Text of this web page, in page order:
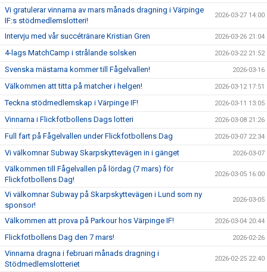
Vi gratulerar vinnarna av mars månads dragning i Värpinge
IF:s stödmedlemslotteri!
2026-03-27 14:00
Intervju med vår succétränare Kristian Gren 2026-03-26 21:04
4-lags MatchCamp i strålande solsken 2026-03-22 21:52
Svenska mästarna kommer till Fågelvallen! 2026-03-16
Välkommen att titta på matcher i helgen! 2026-03-12 17:51
Teckna stödmedlemskap i Värpinge IF! 2026-03-11 13:05
Vinnarna i Flickfotbollens Dags lotteri 2026-03-08 21:26
Full fart på Fågelvallen under Flickfotbollens Dag 2026-03-07 22:34
Vi välkomnar Subway Skarpskyttevägen in i gänget 2026-03-07
Välkommen till Fågelvallen på lördag (7 mars) för
Flickfotbollens Dag!
2026-03-05 16:00
Vi välkomnar Subway på Skarpskyttevägen i Lund som ny
sponsor!
2026-03-05
Välkommen att prova på Parkour hos Värpinge IF! 2026-03-04 20:44
Flickfotbollens Dag den 7 mars! 2026-02-26
Vinnarna dragna i februari månads dragning i
Stödmedlemslotteriet
2026-02-25 22:40